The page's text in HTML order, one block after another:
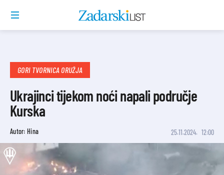
GORI TVORNICA ORUŽJA
Ukrajinci tijekom noći napali područje
Kurska
Autor: Hina 25.11.2024. 12:00